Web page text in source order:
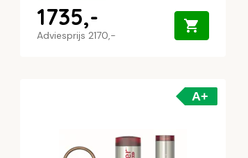
Adviesprijs 2170,-
1735,-
A+